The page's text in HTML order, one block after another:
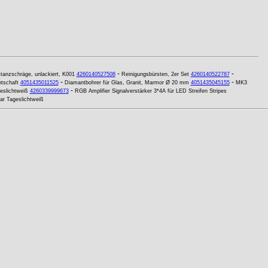
unlackiert, K001 4260140527508- Reinigungsbürsten, 2er Set 4260140522787-
4051435011525- Diamantbohrer für Glas, Granit, Marmor Ø 20 mm 4051435045155- MK3
4260339999673- RGB Amplifier Signalverstärker 3*4A für LED Streifen Stripes
Tageslichtweiß